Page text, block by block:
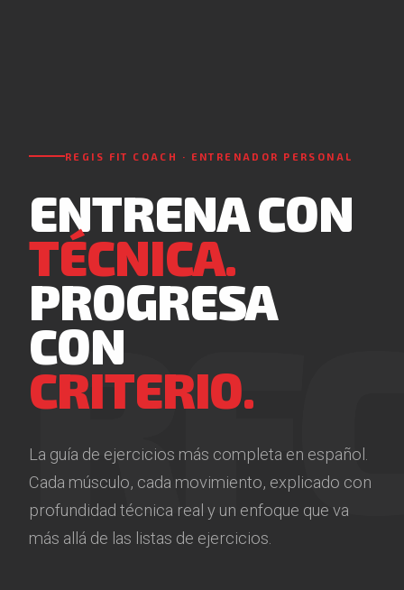
REGIS FIT COACH · ENTRENADOR PERSONAL
ENTRENA CON
TÉCNICA.
PROGRESA
CON
CRITERIO.
La guía de ejercicios más completa en español.
Cada músculo, cada movimiento, explicado con
profundidad técnica real y un enfoque que va
más allá de las listas de ejercicios.